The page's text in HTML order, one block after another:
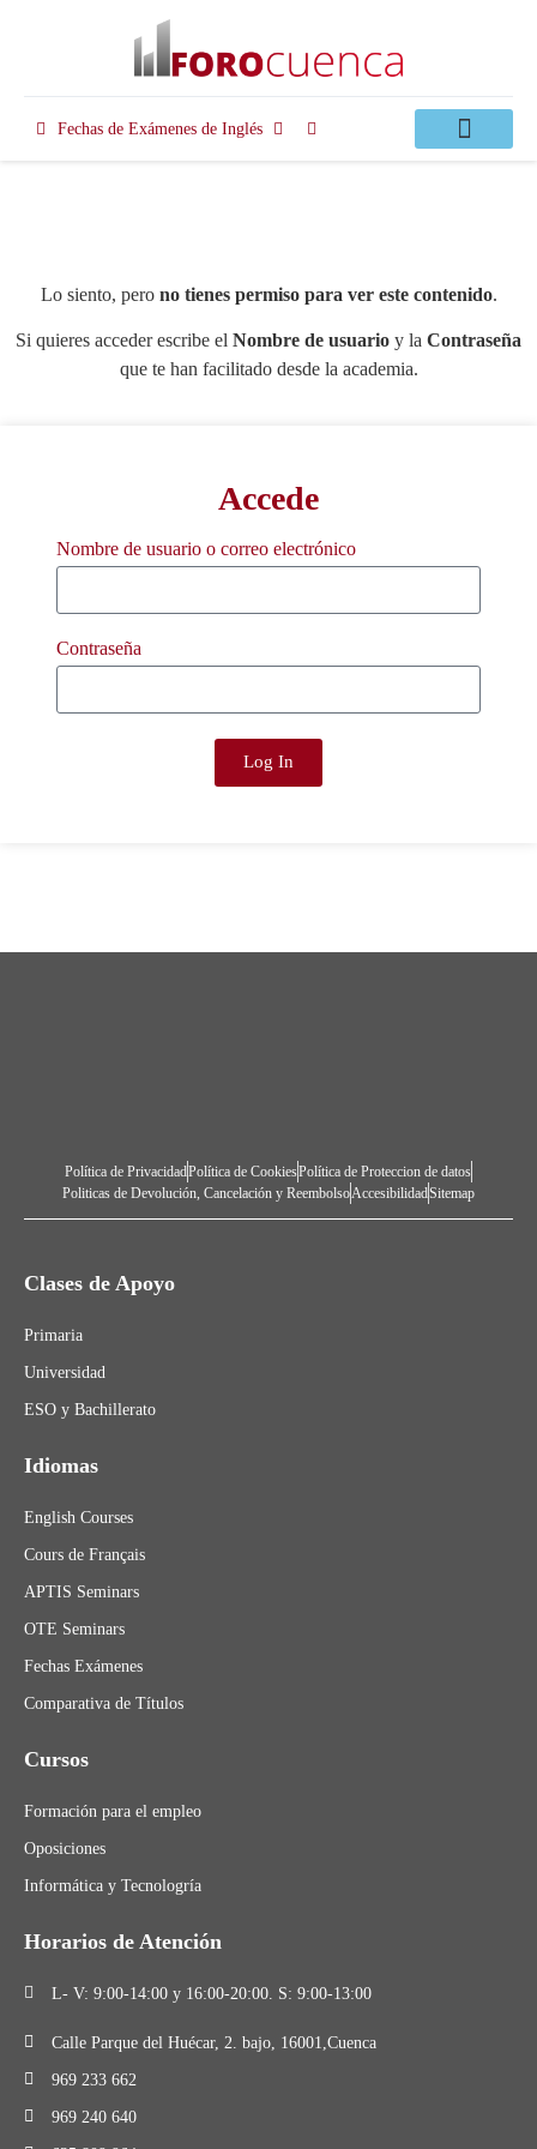
Fechas de Exámenes de Inglés
Lo siento, perono tienes permiso para ver este contenido.
Si quieres acceder escribe el Nombre de usuario y la Contraseña
que te han facilitado desde la academia.
Accede
Nombre de usuario o correo electrónico
Contraseña
Log In
Política de PrivacidadPolítica de CookiesPolítica de Proteccion de datos
Politicas de Devolución, Cancelación y ReembolsoAccesibilidadSitemap
Clases de Apoyo
Primaria
Universidad
ESO y Bachillerato
Idiomas
English Courses
Cours de Français
APTIS Seminars
OTE Seminars
Fechas Exámenes
Comparativa de Títulos
Cursos
Formación para el empleo
Oposiciones
Informática y Tecnologría
Horarios de Atención
L- V: 9:00-14:00 y 16:00-20:00. S: 9:00-13:00
Calle Parque del Huécar, 2. bajo, 16001,Cuenca
969 233 662
969 240 640